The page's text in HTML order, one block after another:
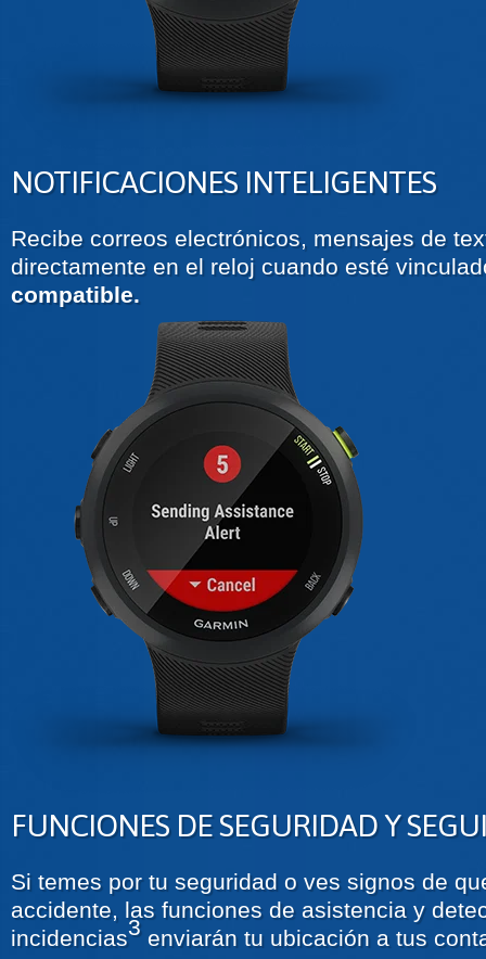
NOTIFICACIONES INTELIGENTES
Recibe correos electrónicos, mensajes de
directamente en el reloj cuando esté
compatible.
FUNCIONES DE SEGURIDAD Y
Si temes por tu seguridad o ves signos de
accidente, las funciones de asistencia y
incidencias3 enviarán tu ubicación a tus